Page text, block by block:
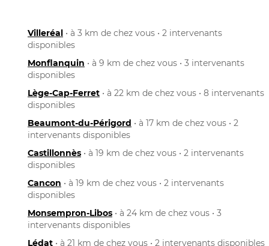
Villeréal • à 3 km de chez vous • 2 intervenants
disponibles
Monflanquin • à 9 km de chez vous • 3 intervenants
disponibles
Lège-Cap-Ferret • à 22 km de chez vous • 8 intervenants
disponibles
Beaumont-du-Périgord • à 17 km de chez vous • 2
intervenants disponibles
Castillonnès • à 19 km de chez vous • 2 intervenants
disponibles
Cancon • à 19 km de chez vous • 2 intervenants
disponibles
Monsempron-Libos • à 24 km de chez vous • 3
intervenants disponibles
Lédat • à 21 km de chez vous • 2 intervenants disponibles